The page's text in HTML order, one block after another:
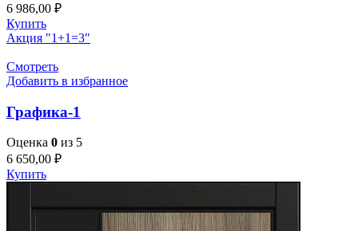
6 986,00 ₽
Купить
Акция "1+1=3"
Смотреть
Добавить в избранное
Графика-1
Оценка 0 из 5
6 650,00 ₽
Купить